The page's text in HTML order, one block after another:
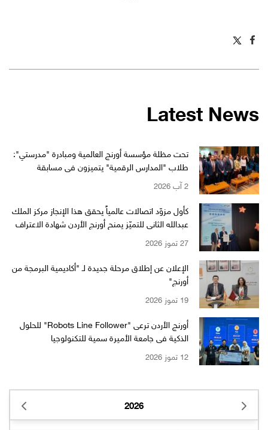
Latest News
تحت مظلة مؤسسة أورنج العالمية ومبادرة "مدرستي":
طلاب "المدارس الرقمية" يتميزون في مسابقة
2 آب 2026
كأول مزوّد اتصالات عالمياً يحقق هذا الإنجاز مركز الملك
عبدالله الثاني للتميّز يمنح أورنج الأردن شهادة الاعتراف
27 تموز 2026
الإعلان عن إطلاق مرحلة جديدة لـ "أكاديمية البرمجة من
أورنج"
19 تموز 2026
أورنج الأردن ترعى "Robots Line Follower" للحلول
الذكية في جامعة الأميرة سمية للتكنولوجيا
12 تموز 2026
2026